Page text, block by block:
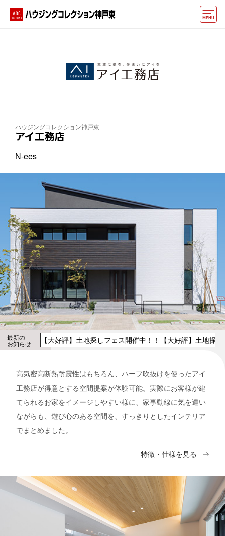
イベント情報・プレゼント
住まいづくりお役立ち情報
他の展示場
ハウジングコレクション神戸東
アイ工務店
N-ees
最新の
お知らせ 【大好評】土地探しフェス開催中！！ 【大好評】土地探
高気密高断熱耐震性はもちろん、ハーフ吹抜けを使ったアイ
工務店が得意とする空間提案が体験可能。実際にお客様が建
てられるお家をイメージしやすい様に、家事動線に気を遣い
ながらも、遊び心のある空間を、すっきりとしたインテリア
でまとめました。
特徴・仕様を見る